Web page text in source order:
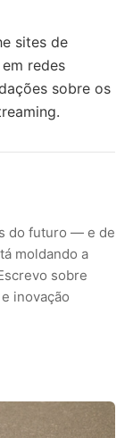
sites de
redes
sobre os
do futuro — e de
moldando a
sobre
inovação